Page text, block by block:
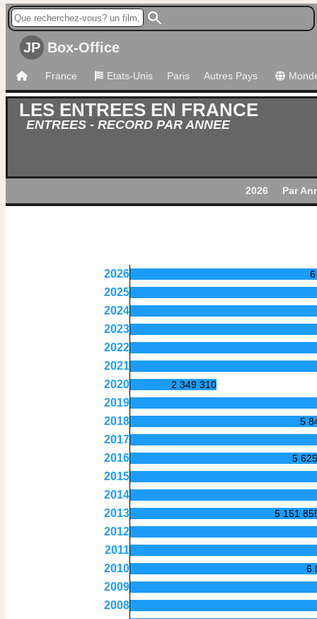
JP Box-Office
France Etats-Unis Paris Autres Pays
LES ENTREES EN FRANCE
ENTREES - RECORD PAR ANNEE
2026 Par
2026
2025
2024
2023
2022
2021
2020
2 349 310
2019
2018
5
2017
2016
5
2015
2014
2013
5 151
2012
2011
2010
6
2009
2008